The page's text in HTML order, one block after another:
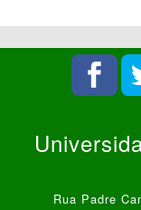
Rua Padre